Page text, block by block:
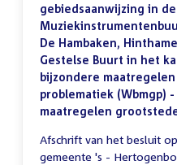
gebiedsaanwijzing in
De Hambaken,
Gestelse Buurt in het
bijzondere
problematiek (Wbmgp)
maatregelen
Afschrift van het besluit
gemeente 's -